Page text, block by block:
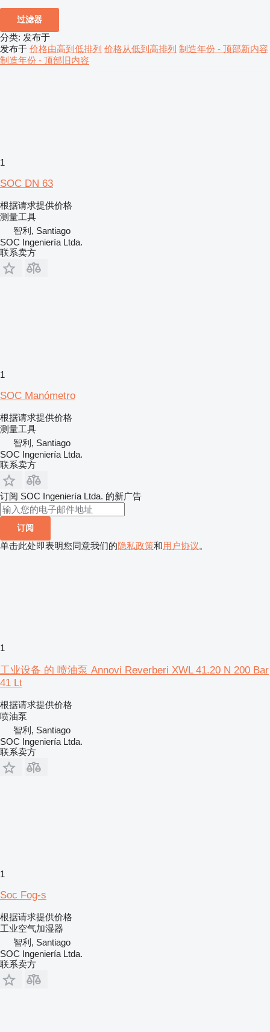
过滤器
分类: 发布于
发布于 价格由高到低排列 价格从低到高排列 制造年份 - 顶部新内容
制造年份 - 顶部旧内容
1
SOC DN 63
根据请求提供价格
测量工具
智利, Santiago
SOC Ingeniería Ltda.
联系卖方
1
SOC Manómetro
根据请求提供价格
测量工具
智利, Santiago
SOC Ingeniería Ltda.
联系卖方
订阅 SOC Ingeniería Ltda. 的新广告
订阅
单击此处即表明您同意我们的隐私政策和用户协议。
1
工业设备 的 喷油泵 Annovi Reverberi XWL 41.20 N 200 Bar
41 Lt
根据请求提供价格
喷油泵
智利, Santiago
SOC Ingeniería Ltda.
联系卖方
1
Soc Fog-s
根据请求提供价格
工业空气加湿器
智利, Santiago
SOC Ingeniería Ltda.
联系卖方